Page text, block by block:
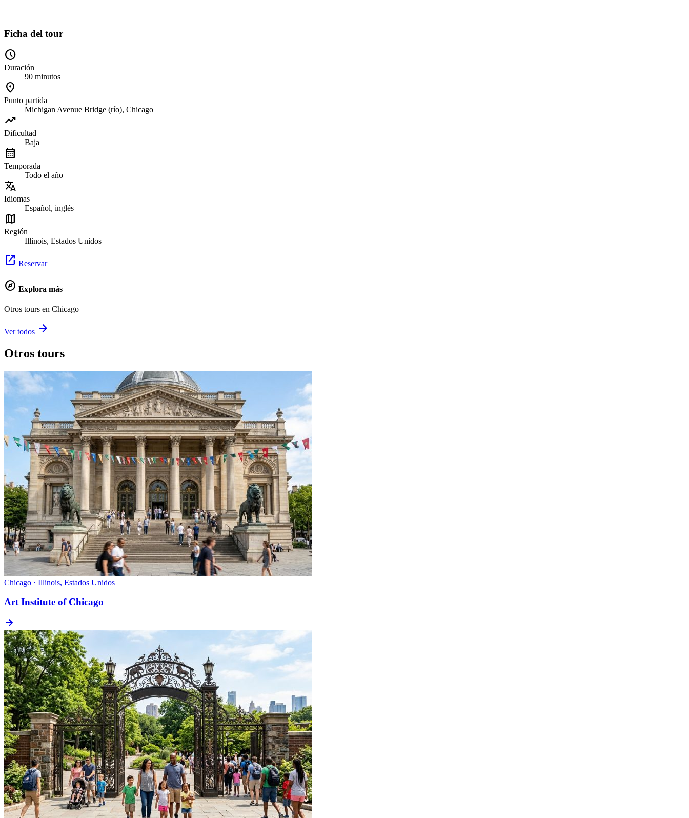
Ficha del tour
schedule
Duración
90 minutos
location_on
Punto partida
Michigan Avenue Bridge (río), Chicago
trending_up
Dificultad
Baja
calendar_month
Temporada
Todo el año
translate
Idiomas
Español, inglés
map
Región
Illinois, Estados Unidos
open_in_new Reservar
explore Explora más
Otros tours en Chicago
Ver todos arrow_forward
Otros tours
Chicago · Illinois, Estados Unidos
Art Institute of Chicago